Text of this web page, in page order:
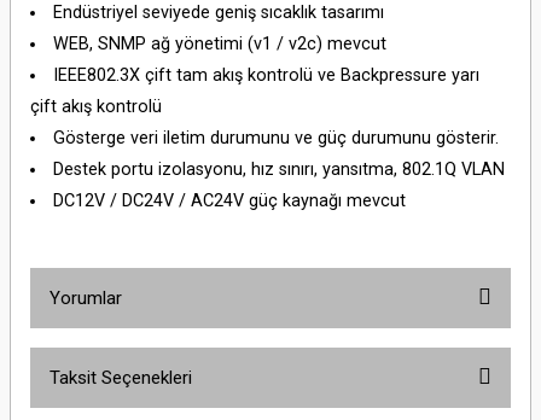
Endüstriyel seviyede geniş sıcaklık tasarımı
WEB, SNMP ağ yönetimi (v1 / v2c) mevcut
IEEE802.3X çift tam akış kontrolü ve Backpressure yarı
çift akış kontrolü
Gösterge veri iletim durumunu ve güç durumunu gösterir.
Destek portu izolasyonu, hız sınırı, yansıtma, 802.1Q VLAN
DC12V / DC24V / AC24V güç kaynağı mevcut
Yorumlar
Taksit Seçenekleri